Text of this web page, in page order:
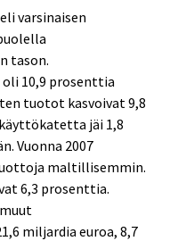
varsinaisen
tason.
10,9 prosenttia
tuotot kasvoivat 9,8
jäi 1,8
Vuonna 2007
maltillisemmin.
6,3 prosenttia.
miljardia euroa, 8,7